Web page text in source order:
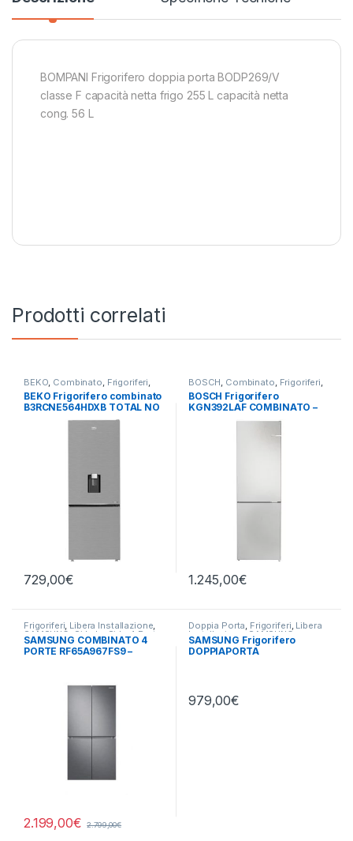
BOMPANI Frigorifero doppia porta BODP269/V
classe F capacità netta frigo 255 L capacità netta
cong. 56 L
Prodotti correlati
BEKO Combinato Frigoriferi
Libera Installazione
BEKO Frigorifero combinato
B3RCNE564HDXB TOTAL NO
729,00€
BOSCH Combinato Frigoriferi
Libera Installazione
BOSCH Frigorifero
KGN392LAF COMBINATO –
TOTAL NO FROST
1.245,00€
Frigoriferi, Libera Installazione,
SAMSUNG, Side by Side 4 Porte
SAMSUNG COMBINATO 4
PORTE RF65A967FS9 –
2.199,00€ 2.799,00€
Doppia Porta, Frigoriferi, Libera
Installazione, SAMSUNG
SAMSUNG Frigorifero
DOPPIAPORTA
979,00€